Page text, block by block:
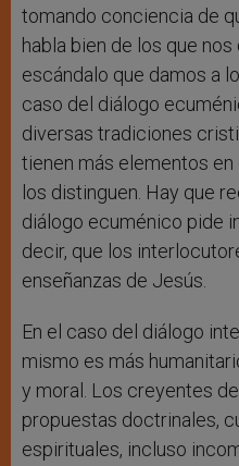
tomando conciencia de
habla bien de los que
escándalo que damos a
caso del diálogo
diversas tradiciones
tienen más elementos
los distinguen. Hay que
diálogo ecuménico pide
decir, que los
enseñanzas de Jesús.
En el caso del diálogo
mismo es más
y moral. Los creyentes
propuestas doctrinales,
espirituales, incluso